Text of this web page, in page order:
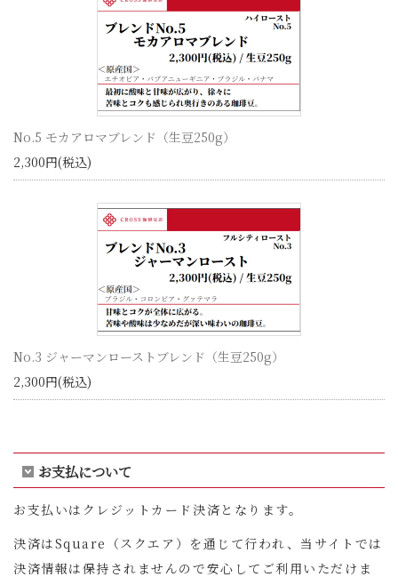
No.5 モカアロマブレンド（生豆250g）
2,300円(税込)
No.3 ジャーマンローストブレンド（生豆250g）
2,300円(税込)
お支払について
お支払いはクレジットカード決済となります。
決済はSquare（スクエア）を通じて行われ、当サイトでは
決済情報は保持されませんので安心してご利用いただけま